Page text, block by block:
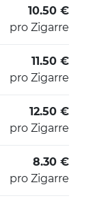
10.50 €
pro Zigarre
11.50 €
pro Zigarre
12.50 €
pro Zigarre
8.30 €
pro Zigarre